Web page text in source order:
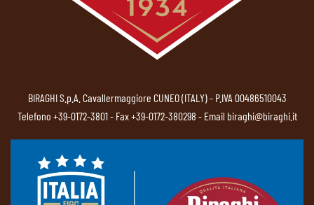
BIRAGHI S.p.A. Cavallermaggiore CUNEO (ITALY) - P.IVA 00486510043
Telefono +39-0172-3801- Fax +39-0172-380298 - Email biraghi@biraghi.it